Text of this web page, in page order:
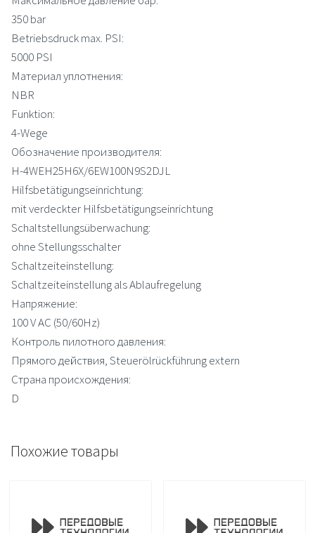
350 bar
Betriebsdruck max. PSI:
5000 PSI
Материал уплотнения:
NBR
Funktion:
4-Wege
Обозначение производителя:
H-4WEH25H6X/6EW100N9S2DJL
Hilfsbetätigungseinrichtung:
mit verdeckter Hilfsbetätigungseinrichtung
Schaltstellungsüberwachung:
ohne Stellungsschalter
Schaltzeiteinstellung:
Schaltzeiteinstellung als Ablaufregelung
Напряжение:
100 V AC (50/60Hz)
Контроль пилотного давления:
Прямого действия, Steuerölrückführung extern
Страна происхождения:
D
Похожие товары